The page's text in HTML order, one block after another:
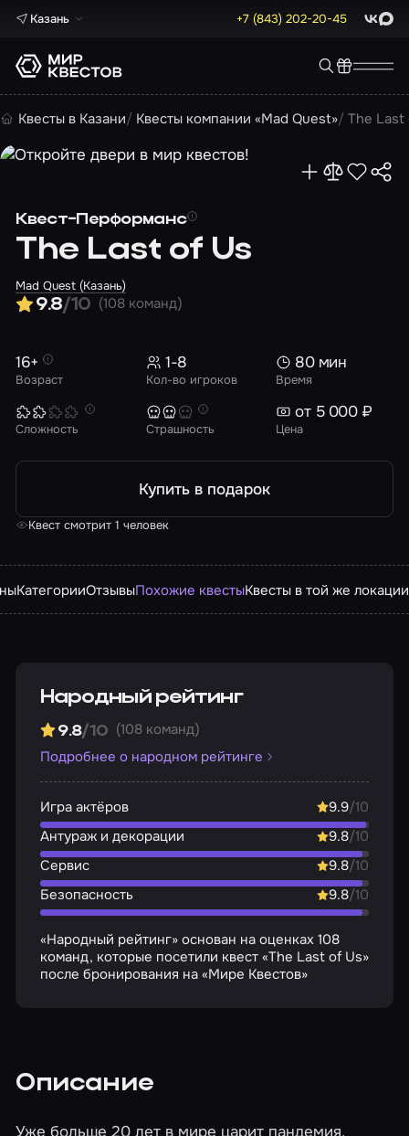
Казань +7 (843) 202-20-45 Max
Квесты в Казани Квесты компании «Mad Quest» The Last
Квест-Перформанс
The Last of Us
Mad Quest (Казань)
9.8/10 (108 команд)
Возраст
16+
Кол-во игроков
1-8
Время
80 мин
Сложность Страшность Цена
от 5 000 ₽
Купить в подарок
Квест смотрит 1 человек
КатегорииОтзывыПохожие квестыКвесты в той же локации
Народный рейтинг
9.8/10 (108 команд)
Подробнее о народном рейтинге
Игра актёров 9.9/10
Антураж и декорации
9.8/10
Сервис
9.8/10
Безопасность
9.8/10
«Народный рейтинг» основан на оценках 108
команд, которые посетили квест «The Last of Us»
после бронирования на «Мире Квестов»
Описание
Уже больше 20 лет в мире царит пандемия,